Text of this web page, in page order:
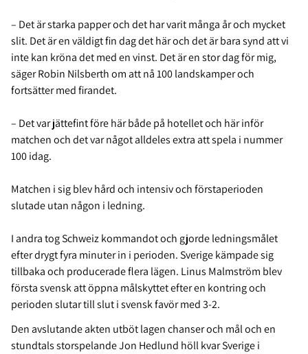
– Det är starka papper och det har varit många år och mycket
slit. Det är en väldigt fin dag det här och det är bara synd att vi
inte kan kröna det med en vinst. Det är en stor dag för mig,
säger Robin Nilsberth om att nå 100 landskamper och
fortsätter med firandet.
– Det var jättefint före här både på hotellet och här inför
matchen och det var något alldeles extra att spela i nummer
100 idag.
Matchen i sig blev hård och intensiv och förstaperioden
slutade utan någon i ledning.
I andra tog Schweiz kommandot och gjorde ledningsmålet
efter drygt fyra minuter in i perioden. Sverige kämpade sig
tillbaka och producerade flera lägen. Linus Malmström blev
första svensk att öppna målskyttet efter en kontring och
perioden slutar till slut i svensk favör med 3-2.
Den avslutande akten utböt lagen chanser och mål och en
stundtals storspelande Jon Hedlund höll kvar Sverige i